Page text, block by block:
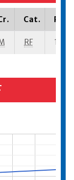
Cat.
RF 1 se-